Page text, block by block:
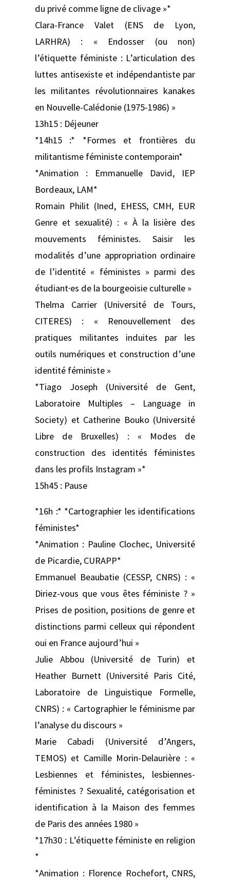
du privé comme ligne de clivage »*
Clara-France Valet (ENS de Lyon,
LARHRA) : « Endosser (ou non)
l’étiquette féministe : L’articulation des
luttes antisexiste et indépendantiste par
les militantes révolutionnaires kanakes
en Nouvelle-Calédonie (1975-1986) »
13h15 : Déjeuner
*14h15 :* *Formes et frontières du
militantisme féministe contemporain*
*Animation : Emmanuelle David, IEP
Bordeaux, LAM*
Romain Philit (Ined, EHESS, CMH, EUR
Genre et sexualité) : « À la lisière des
mouvements féministes. Saisir les
modalités d’une appropriation ordinaire
de l’identité « féministes » parmi des
étudiant·es de la bourgeoisie culturelle »
Thelma Carrier (Université de Tours,
CITERES) : « Renouvellement des
pratiques militantes induites par les
outils numériques et construction d’une
identité féministe »
*Tiago Joseph (Université de Gent,
Laboratoire Multiples – Language in
Society) et Catherine Bouko (Université
Libre de Bruxelles) : « Modes de
construction des identités féministes
dans les profils Instagram »*
15h45 : Pause
*16h :* *Cartographier les identifications
féministes*
*Animation : Pauline Clochec, Université
de Picardie, CURAPP*
Emmanuel Beaubatie (CESSP, CNRS) : «
Diriez-vous que vous êtes féministe ? »
Prises de position, positions de genre et
distinctions parmi celleux qui répondent
oui en France aujourd’hui »
Julie Abbou (Université de Turin) et
Heather Burnett (Université Paris Cité,
Laboratoire de Linguistique Formelle,
CNRS) : « Cartographier le féminisme par
l’analyse du discours »
Marie Cabadi (Université d’Angers,
TEMOS) et Camille Morin-Delaurière : «
Lesbiennes et féministes, lesbiennes-
féministes ? Sexualité, catégorisation et
identification à la Maison des femmes
de Paris des années 1980 »
*17h30 : L’étiquette féministe en religion
*
*Animation : Florence Rochefort, CNRS,